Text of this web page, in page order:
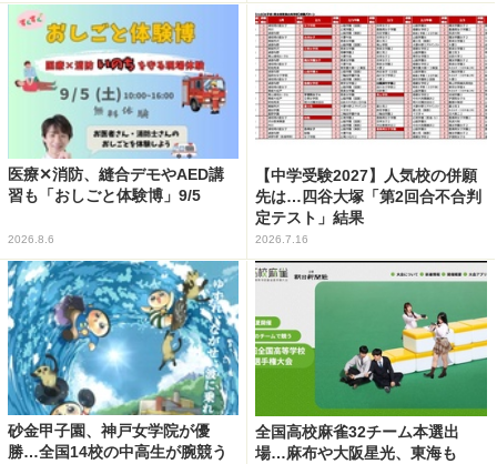
医療✕消防、縫合デモやAED講
習も「おしごと体験博」9/5
2026.8.6
【中学受験2027】人気校の併願
先は…四谷大塚「第2回合不合判
定テスト」結果
2026.7.16
砂金甲子園、神戸女学院が優
勝…全国14校の中高生が腕競う
全国高校麻雀32チーム本選出
場…麻布や大阪星光、東海も